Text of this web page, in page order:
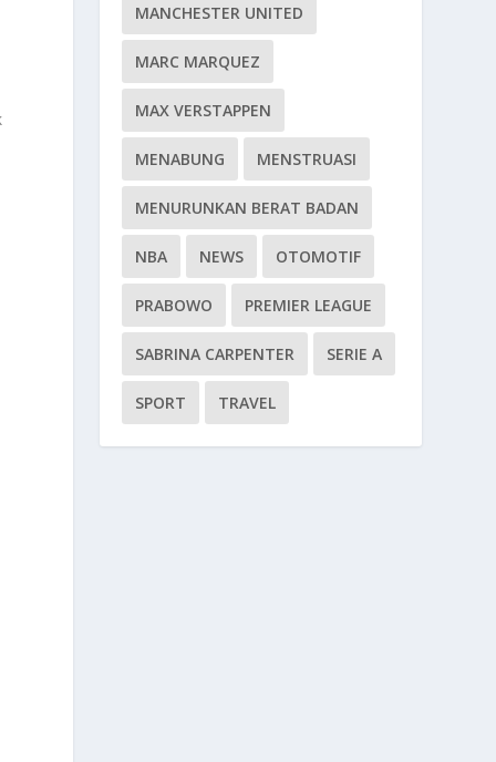
MANCHESTER UNITED
MARC MARQUEZ
MAX VERSTAPPEN
MENABUNG MENSTRUASI
MENURUNKAN BERAT BADAN
NBA NEWS OTOMOTIF
PRABOWO PREMIER LEAGUE
SABRINA CARPENTER SERIE A
SPORT TRAVEL